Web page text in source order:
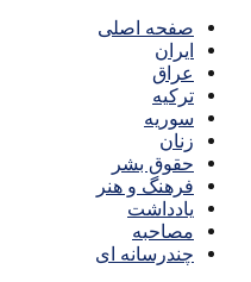
صفحه اصلی
ایران
عراق
ترکیه
سوریه
زنان
حقوق بشر
فرهنگ و هنر
یادداشت
مصاحبه
چندرسانه ای